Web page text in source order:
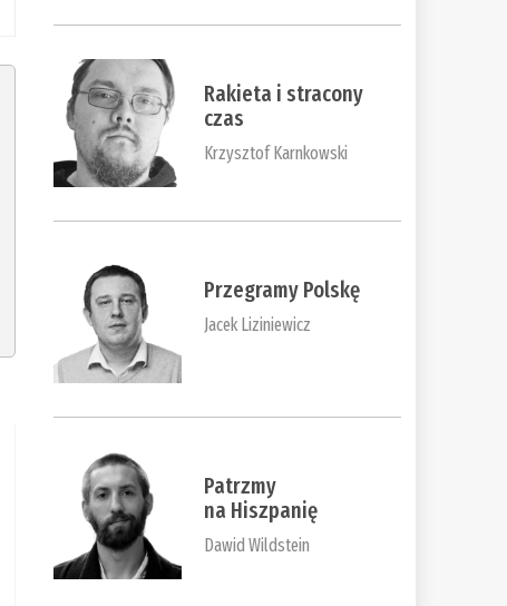
Rakieta i stracony
czas
Krzysztof Karnkowski
Przegramy Polskę
Jacek Liziniewicz
Patrzmy
na Hiszpanię
Dawid Wildstein